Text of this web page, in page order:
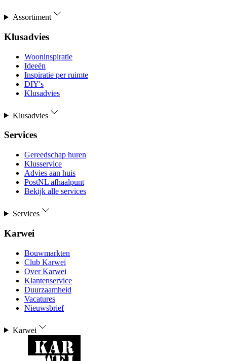
Assortiment
Klusadvies
Wooninspiratie
Ideeën
Inspiratie per ruimte
DIY's
Klusadvies
Klusadvies
Services
Gereedschap huren
Klusservice
Advies aan huis
PostNL afhaalpunt
Bekijk alle services
Services
Karwei
Bouwmarkten
Club Karwei
Over Karwei
Klantenservice
Duurzaamheid
Vacatures
Nieuwsbrief
Karwei